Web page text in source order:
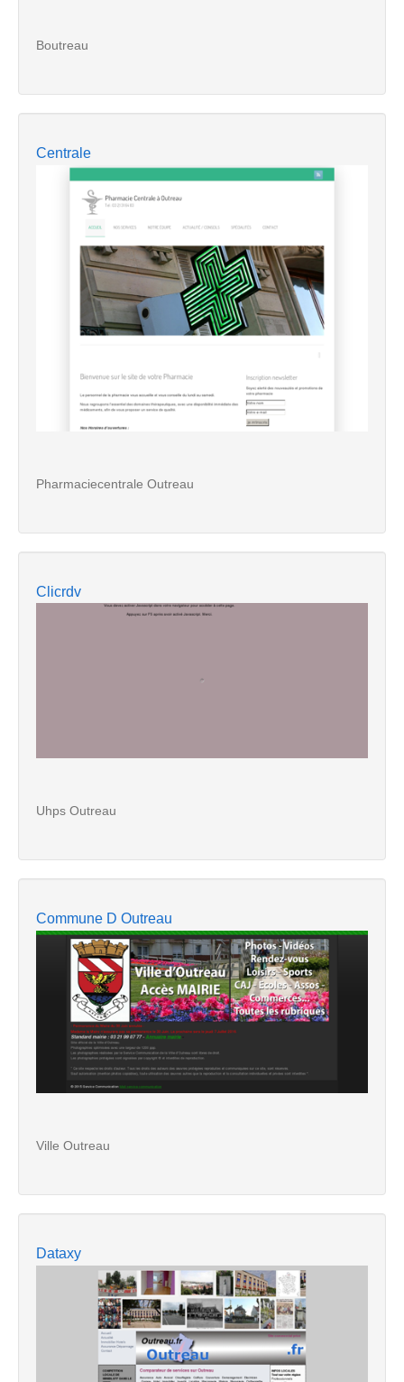
Boutreau
Centrale
Pharmaciecentrale Outreau
Clicrdv
Uhps Outreau
Commune D Outreau
Ville Outreau
Dataxy